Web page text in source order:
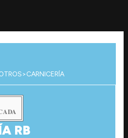
>CARNICERÍA
RB